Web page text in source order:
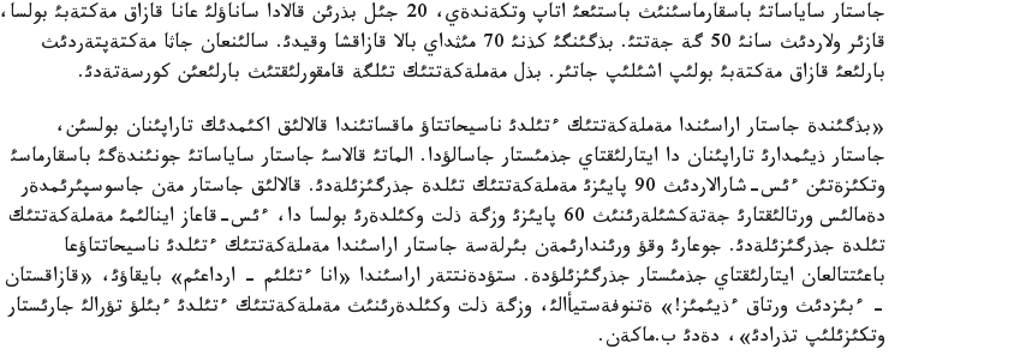
جاستار ساياساتئ باسقارماسئنئث باستئعئ اتاپ وتكةندةي، 20 جئل بذرئن قالادا ساناؤلئ عانا قازاق مةكتةبئ بولسا،
قازئر ولاردئث سانئ 50 گة جةتتئ. بذگئنگئ كذنئ 70 مئثداي بالا قازاقشا وقيدئ. سالئنعان جاثا مةكتةپتةردئث
بارلئعئ قازاق مةكتةبئ بولئپ اشئلئپ جاتئر. بذل مةملةكةتتئك تئلگة قامقورلئقتئث بارلئعئن كورسةتةدئ.
«بذگئندة جاستار اراسئندا مةملةكةتتئك ءتئلدئ ناسيحاتتاؤ ماقساتئندا قالالئق اكئمدئك تاراپئنان بولسئن،
جاستار ذيئمدارئ تاراپئنان دا ايتارلئقتاي جذمئستار جاسالؤدا. الماتئ قالاسئ جاستار ساياساتئ جونئندةگئ باسقارماسئ
وتكئزةتئن ءئس-شارالاردئث 90 پايئزئ مةملةكةتتئك تئلدة جذرگئزئلةدئ. قالالئق جاستار مةن جاسوسپئرئمدةر
دةمالئس ورتالئقتارئ جةتةكشئلةرئنئث 60 پايئزئ وزگة ذلت وكئلدةرئ بولسا دا، ءئس-قاعاز اينالئمئ مةملةكةتتئك
تئلدة جذرگئزئلةدئ. جوعارئ وقؤ ورئندارئمةن بئرلةسة جاستار اراسئندا مةملةكةتتئك ءتئلدئ ناسيحاتتاؤعا
باعئتتالعان ايتارلئقتاي جذمئستار جذرگئزئلؤدة. ستؤدةنتتةر اراسئندا «انا ءتئلئم - ارداعئم» بايقاؤئ، «قازاقستان
- ءبئزدئث ورتاق ءذيئمئز!» ةتنوفةستيأالئ، وزگة ذلت وكئلدةرئنئث مةملةكةتتئك ءتئلدئ ءبئلؤ تؤرالئ جارئستار
وتكئزئلئپ تذرادئ»، دةدئ ب.ماكةن.